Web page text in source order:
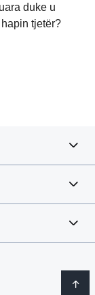
duke u
tjetër?